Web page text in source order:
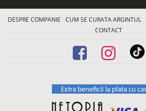
DESPRE COMPANIE CUM SE CURATA ARGINTUL
CONTACT